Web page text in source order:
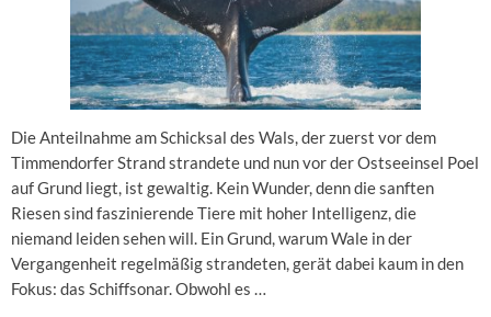
Die Anteilnahme am Schicksal des Wals, der zuerst vor dem
Timmendorfer Strand strandete und nun vor der Ostseeinsel Poel
auf Grund liegt, ist gewaltig. Kein Wunder, denn die sanften
Riesen sind faszinierende Tiere mit hoher Intelligenz, die
niemand leiden sehen will. Ein Grund, warum Wale in der
Vergangenheit regelmäßig strandeten, gerät dabei kaum in den
Fokus: das Schiffsonar. Obwohl es …